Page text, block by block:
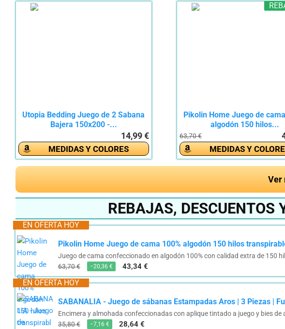
Utopia Bedding Juego de 2 Sabana
Bajera 150x200 -...
14,99 €
MEDIDAS Y COLORES
Pikolin Home Juego de
algodón 150 hilos...
63,70 €
MEDIDAS Y
Ver
REBAJAS, DESCUENTOS
EN OFERTA HOY
Pikolin Home Juego de cama 100% algodón 150 hilos
Juego de cama confeccionado en algodón 100% con calidad extra de 150
63,70 €
−20,36 € 43,34 €
EN OFERTA HOY
SABANALIA - Juego de sábanas Estampadas Aros | 3 Piezas |
Encimera y almohada confeccionadas con aplique tintado a juego y bies
35,80 €
−7,16 € 28,64 €